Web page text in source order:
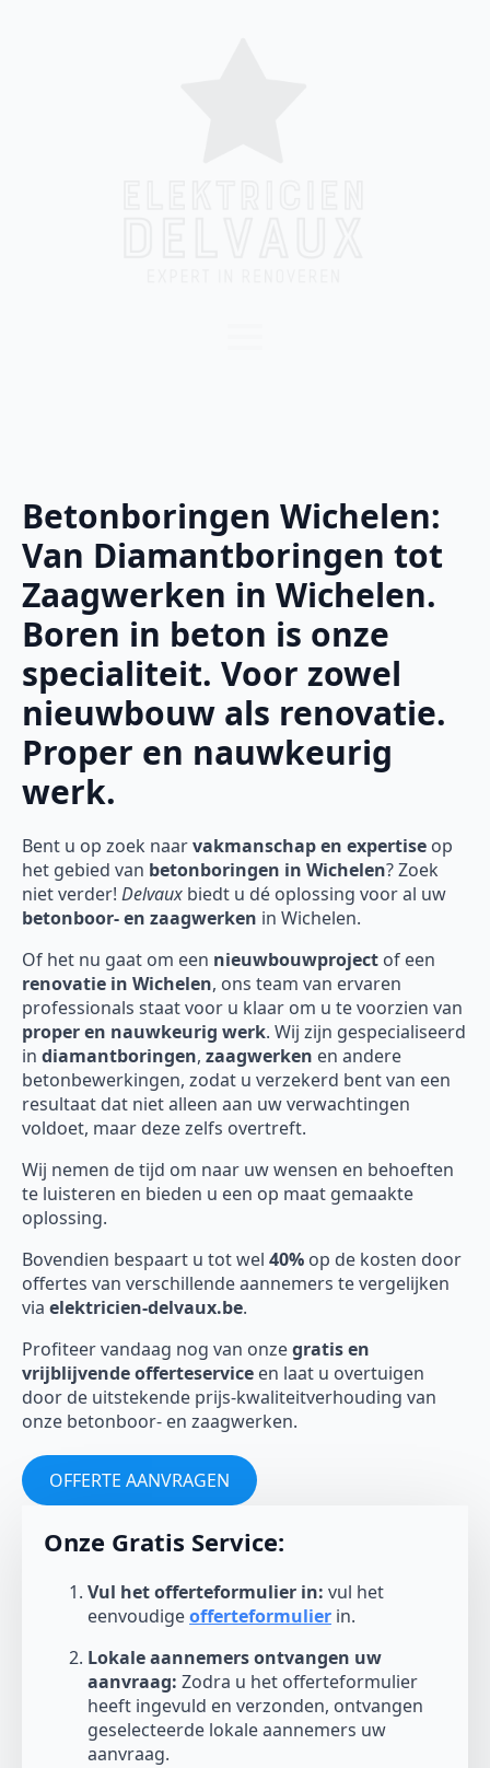
Betonboringen Wichelen:
Van Diamantboringen tot
Zaagwerken in Wichelen.
Boren in beton is onze
specialiteit. Voor zowel
nieuwbouw als renovatie.
Proper en nauwkeurig
werk.
Bent u op zoek naarvakmanschap en expertise op
het gebied van betonboringen in Wichelen? Zoek
niet verder! Delvaux biedt u dé oplossing voor al uw
betonboor- en zaagwerken in Wichelen.
Of het nu gaat om een nieuwbouwproject of een
renovatie in Wichelen, ons team van ervaren
professionals staat voor u klaar om u te voorzien van
proper en nauwkeurig werk. Wij zijn gespecialiseerd
in diamantboringen, zaagwerken en andere
betonbewerkingen, zodat u verzekerd bent van een
resultaat dat niet alleen aan uw verwachtingen
voldoet, maar deze zelfs overtreft.
Wij nemen de tijd om naar uw wensen en behoeften
te luisteren en bieden u een op maat gemaakte
oplossing.
Bovendien bespaart u tot wel 40% op de kosten door
offertes van verschillende aannemers te vergelijken
via elektricien-delvaux.be.
Profiteer vandaag nog van onzegratis en
vrijblijvende offerteservice en laat u overtuigen
door de uitstekende prijs-kwaliteitverhouding van
onze betonboor- en zaagwerken.
OFFERTE AANVRAGEN
Onze Gratis Service:
Vul het offerteformulier in: vul het
eenvoudigeofferteformulier in.
Lokale aannemers ontvangen uw
aanvraag: Zodra u het offerteformulier
heeft ingevuld en verzonden, ontvangen
geselecteerde lokale aannemers uw
aanvraag.